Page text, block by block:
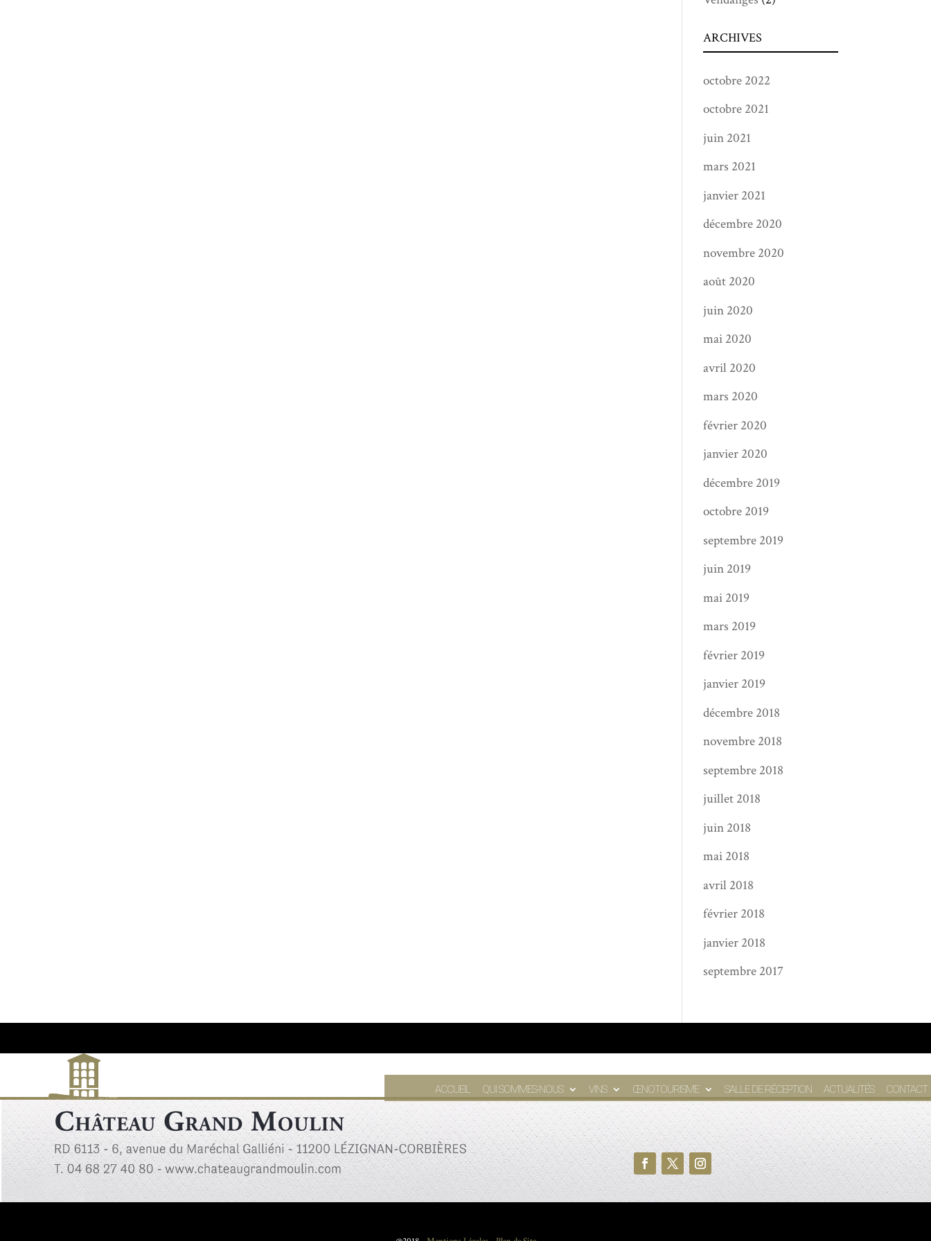
ARCHIVES
octobre 2022
octobre 2021
juin 2021
mars 2021
janvier 2021
décembre 2020
novembre 2020
août 2020
juin 2020
mai 2020
avril 2020
mars 2020
février 2020
janvier 2020
décembre 2019
octobre 2019
septembre 2019
juin 2019
mai 2019
mars 2019
février 2019
janvier 2019
décembre 2018
novembre 2018
septembre 2018
juillet 2018
juin 2018
mai 2018
avril 2018
février 2018
janvier 2018
septembre 2017
ACCUEIL QUI SOMMES-NOUS VINS ŒNOTOURISME SALLE DE RÉCEPTION ACTUALITÉS CONTACT